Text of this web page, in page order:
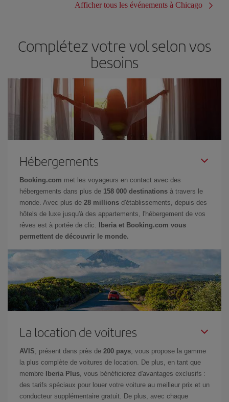
Afficher tous les événements à Chicago
Complétez votre vol selon vos
besoins
Hébergements
Booking.com met les voyageurs en contact avec des
hébergements dans plus de 158 000 destinations à travers le
monde. Avec plus de 28 millions d'établissements, depuis des
hôtels de luxe jusqu'à des appartements, l'hébergement de vos
rêves est à portée de clic.
Iberia et Booking.com vous
permettent de découvrir le monde.
La location de voitures
AVIS, présent dans près de 200 pays, vous propose la gamme
la plus complète de voitures de location. De plus, en tant que
membre
Iberia Plus, vous bénéficierez d'avantages exclusifs :
des tarifs spéciaux pour louer votre voiture au meilleur prix et un
conducteur supplémentaire gratuit. De plus, avec chaque